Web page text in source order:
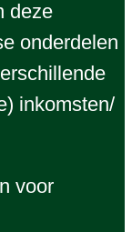
deze
onderdelen
inkomsten/
voor